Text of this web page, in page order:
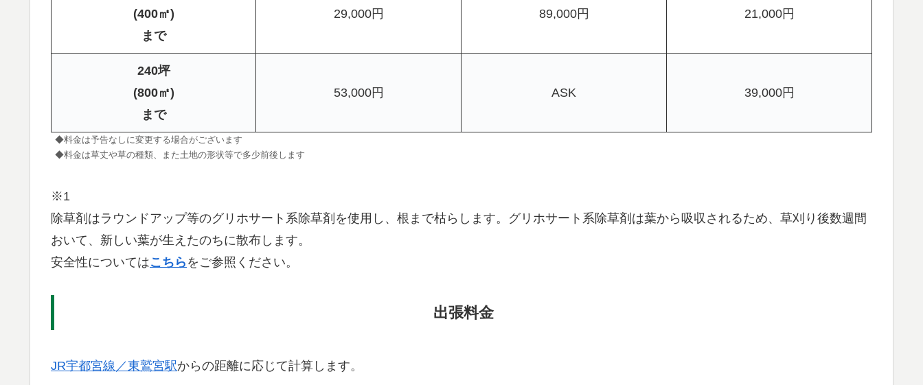
(400㎡)
まで
29,000円 89,000円 21,000円
240坪
(800㎡)
まで
53,000円 ASK 39,000円
◆料金は予告なしに変更する場合がございます
◆料金は草丈や草の種類、また土地の形状等で多少前後します
※1
除草剤はラウンドアップ等のグリホサート系除草剤を使用し、根まで枯らします。グリホサート系除草剤は葉から吸収されるため、草刈り後数週間
おいて、新しい葉が生えたのちに散布します。
安全性についてはこちら をご参照ください。
出張料金
JR宇都宮線／東鷲宮駅からの距離に応じて計算します。